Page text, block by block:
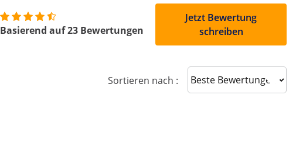
Basierend auf 23 Bewertungen
Jetzt Bewertung
schreiben
Sortieren nach : Sort reviews